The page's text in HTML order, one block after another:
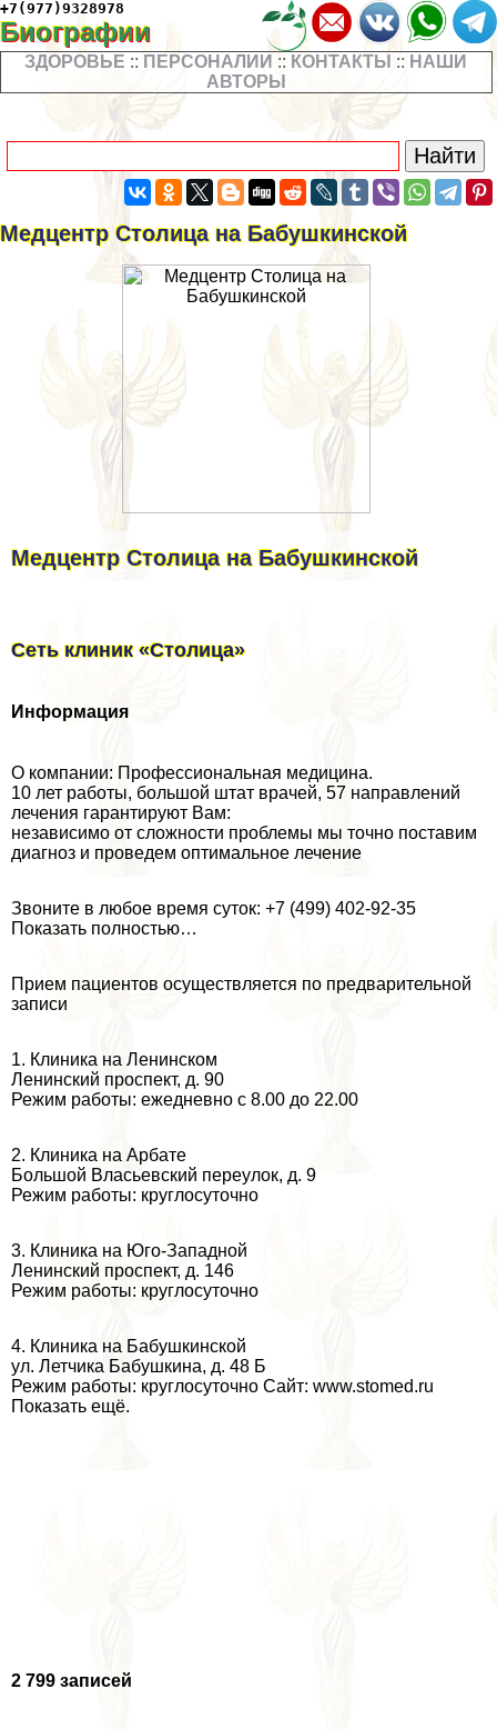
+7(977)9328978
Биографии
ЗДОРОВЬЕ :: ПЕРСОНАЛИИ :: КОНТАКТЫ :: НАШИ
АВТОРЫ
Медцентр Столица на Бабушкинской
Медцентр Столица на Бабушкинской
Сеть клиник «Столица»
Информация
О компании: Профессиональная медицина.
10 лет работы, большой штат врачей, 57 направлений
лечения гарантируют Вам:
независимо от сложности проблемы мы точно поставим
диагноз и проведем оптимальное лечение
Звоните в любое время суток: +7 (499) 402-92-35
Показать полностью…
Прием пациентов осуществляется по предварительной
записи
1. Клиника на Ленинском
Ленинский проспект, д. 90
Режим работы: ежедневно с 8.00 до 22.00
2. Клиника на Арбате
Большой Власьевский переулок, д. 9
Режим работы: круглосуточно
3. Клиника на Юго-Западной
Ленинский проспект, д. 146
Режим работы: круглосуточно
4. Клиника на Бабушкинской
ул. Летчика Бабушкина, д. 48 Б
Режим работы: круглосуточно Сайт: www.stomed.ru
Показать ещё.
2 799 записей